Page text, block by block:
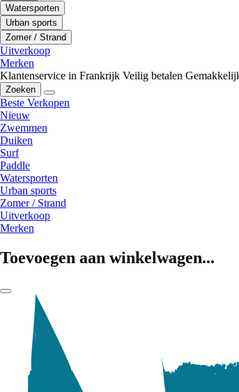
Watersporten
Urban sports
Zomer / Strand
Uitverkoop
Merken
Klantenservice in Frankrijk Veilig betalen
Zoeken
Beste Verkopen
Nieuw
Zwemmen
Duiken
Surf
Paddle
Watersporten
Urban sports
Zomer / Strand
Uitverkoop
Merken
Toevoegen aan winkelwagen...